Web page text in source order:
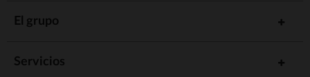
El grupo
Servicios